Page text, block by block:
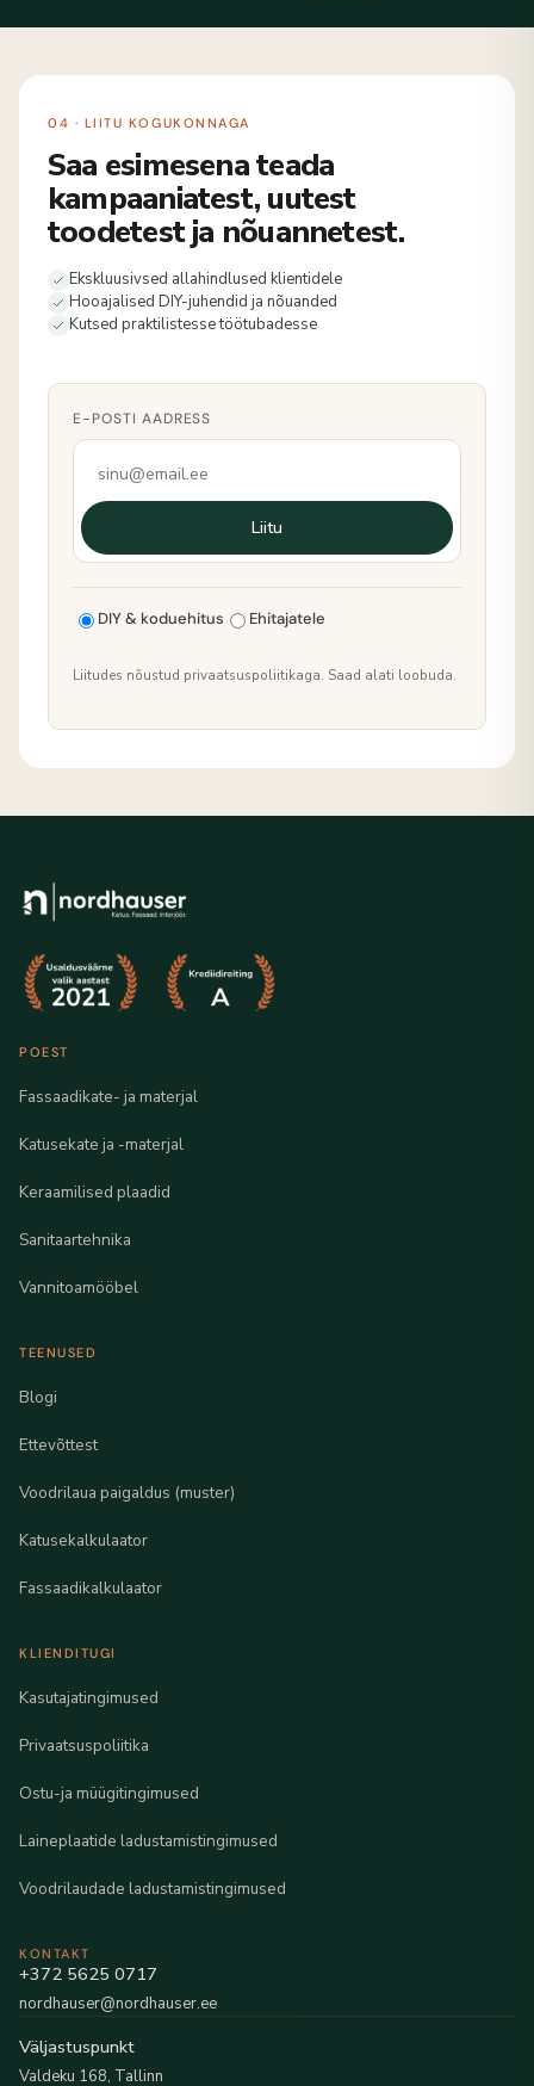
04 · LIITU KOGUKONNAGA
Saa esimesena teada
kampaaniatest, uutest
toodetest ja nõuannetest.
Ekskluusivsed allahindlused klientidele
Hooajalised DIY-juhendid ja nõuanded
Kutsed praktilistesse töötubadesse
E-POSTI AADRESS
Liitu
DIY & koduehitus Ehitajatele
Liitudes nõustud privaatsuspoliitikaga. Saad alati loobuda.
POEST
Fassaadikate- ja materjal
Katusekate ja -materjal
Keraamilised plaadid
Sanitaartehnika
Vannitoamööbel
TEENUSED
Blogi
Ettevõttest
Voodrilaua paigaldus (muster)
Katusekalkulaator
Fassaadikalkulaator
KLIENDITUGI
Kasutajatingimused
Privaatsuspoliitika
Ostu-ja müügitingimused
Laineplaatide ladustamistingimused
Voodrilaudade ladustamistingimused
KONTAKT
+372 5625 0717
nordhauser@nordhauser.ee
Väljastuspunkt
Valdeku 168, Tallinn